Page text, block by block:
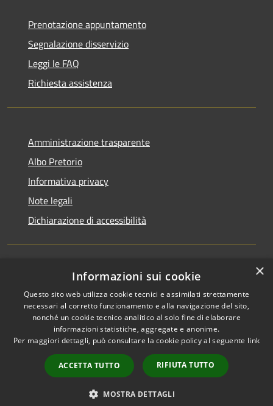
Prenotazione appuntamento
Segnalazione disservizio
Leggi le FAQ
Richiesta assistenza
Amministrazione trasparente
Albo Pretorio
Informativa privacy
Note legali
Dichiarazione di accessibilità
Accessibilità
Privacy
Mappa del sito
Comune convenzionato
Astigov
Progetto|Convenzione
Adesioni
•Accesso redazione
×
Informazioni sui cookie
Questo sito web utilizza cookie tecnici e assimilati strettamente
necessari al corretto funzionamento e alla navigazione del sito,
nonché un cookie tecnico analitico al solo fine di elaborare
informazioni statistiche, aggregate e anonime.
Per maggiori dettagli, può consultare la cookie policy al seguente link
ACCETTA TUTTO RIFIUTA TUTTO
MOSTRA DETTAGLI